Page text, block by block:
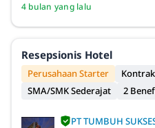
4 bulan yang lalu
Resepsionis Hotel
Perusahaan Starter
Kontrak
SMA/SMK Sederajat
2
PT TUMBUH